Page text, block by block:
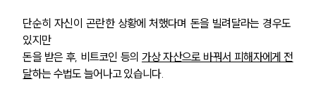
단순히 자신이 곤란한 상황에 처했다며 돈을 빌려달라는 경우도
있지만
돈을 받은 후, 비트코인 등의 가상 자산으로 바꿔서 피해자에게 전
달하는 수법도 늘어나고 있습니다.